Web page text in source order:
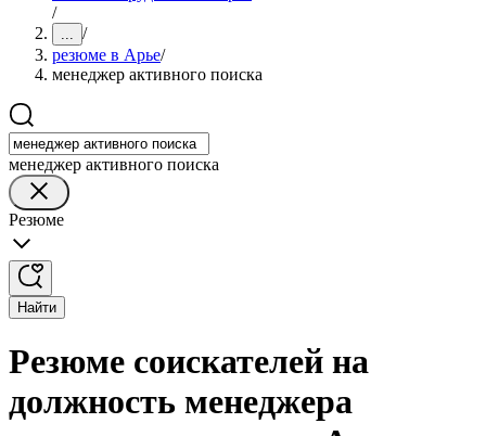
/
... /
резюме в Арье/
менеджер активного поиска
менеджер активного поиска
Резюме
Найти
Резюме соискателей на
должность менеджера